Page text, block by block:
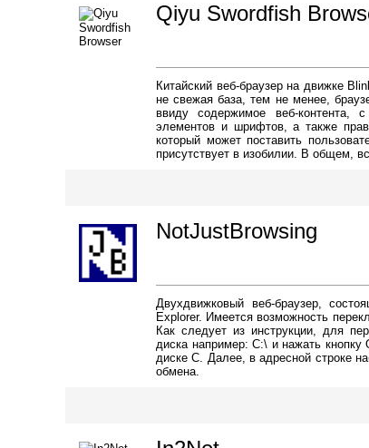
NotJustBrowsing
Двухдвижковый веб-браузер,
Explorer. Имеется возможность
Как следует из инструкции, для
диска например: C:\ и нажать
диске С. Далее, в адресной строке
обмена.
Qiyu Swordfish
Китайский веб-браузер на движке
не свежая база, тем не менее,
ввиду содержимое веб-контента,
элементов и шрифтов, а также
который может поставить
присутствует в изобилии. В общем,